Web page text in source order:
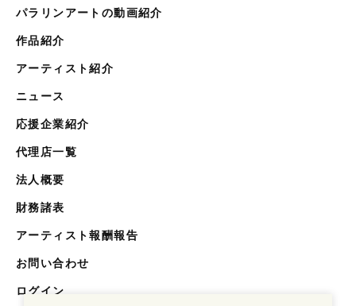
パラリンアートの動画紹介
作品紹介
アーティスト紹介
ニュース
応援企業紹介
代理店一覧
法人概要
財務諸表
アーティスト報酬報告
お問い合わせ
ログイン